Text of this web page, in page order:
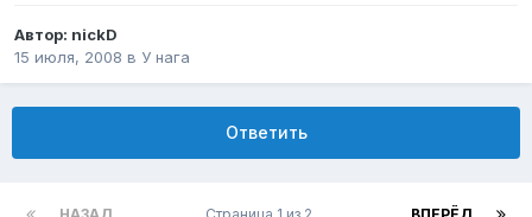
Автор: nickD
15 июля, 2008 в У нага
Ответить